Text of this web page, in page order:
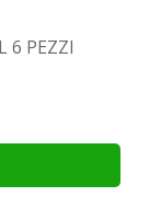
6 PEZZI